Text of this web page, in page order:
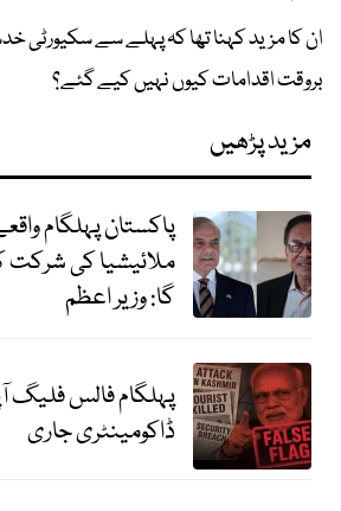
ان کا مزید کہنا تھا کہ پہلے سے سکیورٹی
بروقت اقدامات کیوں نہیں کیے گئے؟
مزید پڑھیں
پاکستان پہلگام
ملائیشیا کی
گا: وزیر اعظم
پہلگام فالس فلیگ
ڈاکومینٹری جاری